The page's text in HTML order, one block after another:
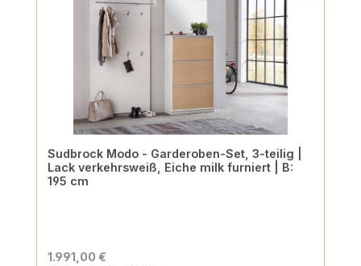
Sudbrock Modo - Garderoben-Set, 3-teilig |
Lack verkehrsweiß, Eiche milk furniert | B:
195 cm
1.991,00 €